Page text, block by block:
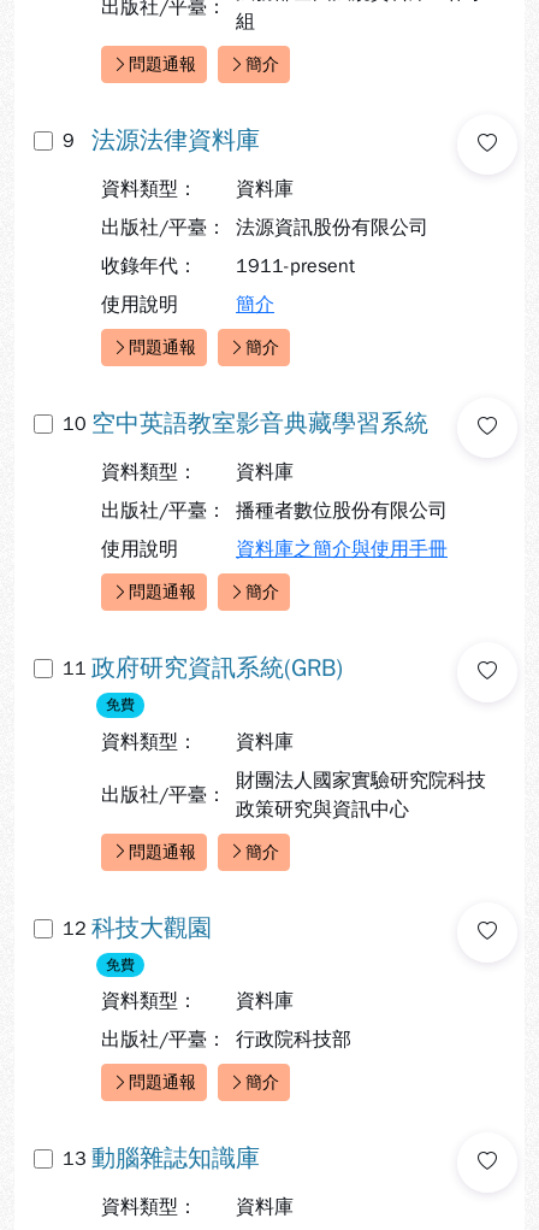
出版社/平臺：
組
快速連結：
問題通報 簡介
9 法源法律資料庫
資料類型：
資料庫
出版社/平臺：
法源資訊股份有限公司
收錄年代：
1911-present
使用說明
簡介
快速連結：
問題通報 簡介
10 空中英語教室影音典藏學習系統
資料類型：
資料庫
出版社/平臺：
播種者數位股份有限公司
使用說明
資料庫之簡介與使用手冊
快速連結：
問題通報 簡介
11 政府研究資訊系統(GRB)
免費
資料類型： 資料庫
出版社/平臺：
財團法人國家實驗研究院科技
政策研究與資訊中心
快速連結：
問題通報 簡介
12 科技大觀園
免費
資料類型：
資料庫
出版社/平臺：
行政院科技部
快速連結：
問題通報 簡介
13 動腦雜誌知識庫
資料類型：
資料庫